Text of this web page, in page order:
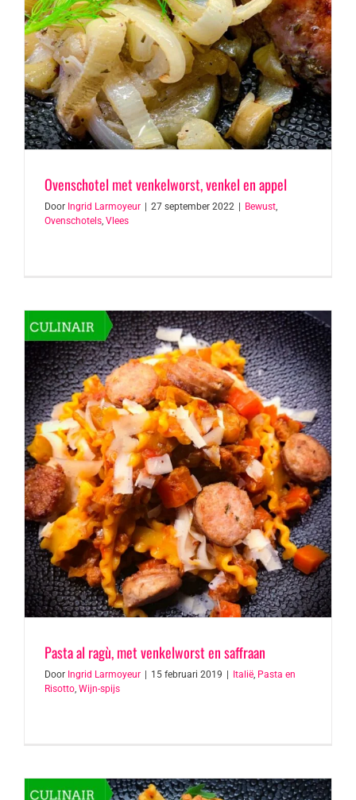
Ovenschotel met venkelworst, venkel en appel
Door Ingrid Larmoyeur 27 september 2022 Bewust,
Ovenschotels, Vlees
Pasta al ragù, met venkelworst en saffraan
Door Ingrid Larmoyeur 15 februari 2019 Italië, Pasta en
Risotto, Wijn-spijs